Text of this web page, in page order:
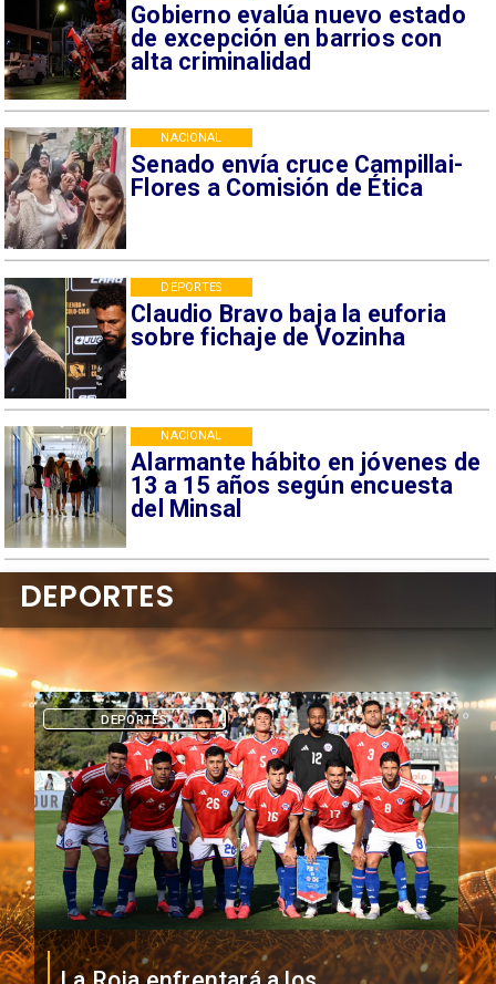
Gobierno evalúa nuevo estado
de excepción en barrios con
alta criminalidad
Senado envía cruce Campillai-
Flores a Comisión de Ética
NACIONAL
Claudio Bravo baja la euforia
sobre fichaje de Vozinha
DEPORTES
Alarmante hábito en jóvenes de
13 a 15 años según encuesta
del Minsal
NACIONAL
DEPORTES
DEPORTES